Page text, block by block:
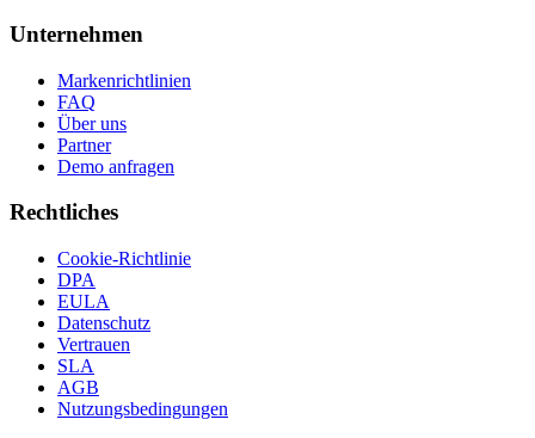
Unternehmen
Markenrichtlinien
FAQ
Über uns
Partner
Demo anfragen
Rechtliches
Cookie-Richtlinie
DPA
EULA
Datenschutz
Vertrauen
SLA
AGB
Nutzungsbedingungen